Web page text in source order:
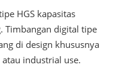
HGS kapasitas
Timbangan digital tipe
di design khususnya
industrial use.